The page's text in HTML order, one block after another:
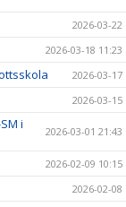
2026-03-22
2026-03-18 11:23
2026-03-17
2026-03-15
i
2026-03-01 21:43
2026-02-09 10:15
2026-02-08